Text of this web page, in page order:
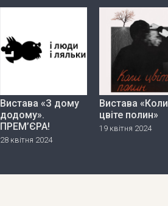
Вистава «З дому
додому».
ПРЕМ’ЄРА!
28 квітня 2024
Вистава «Коли
цвіте полин»
19 квітня 2024